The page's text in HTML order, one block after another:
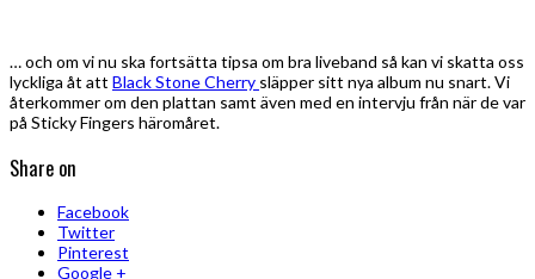
… och om vi nu ska fortsätta tipsa om bra liveband så kan vi skatta oss
lyckliga åt att Black Stone Cherry släpper sitt nya album nu snart. Vi
återkommer om den plattan samt även med en intervju från när de var
på Sticky Fingers häromåret.
Share on
Facebook
Twitter
Pinterest
Google +